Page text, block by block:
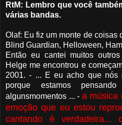
RtM: Lembro que você
várias bandas.
Olaf: Eu fiz um monte de coisas
Blind Guardian, Helloween,
Então eu cantei muitos
Helge me encontrou e
2001. - ... E eu acho que nós
porque estamos
algunsmomentos ... - a música
emoção que eu estou
cantando é verdadeira...